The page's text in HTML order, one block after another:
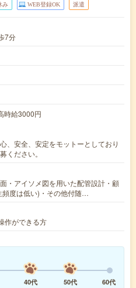
み WEB登録OK 派遣
7分
時給3000円
、安全、安定をモットーとしており
ください。
・アイソメ図を用いた配管設計・顧
頻度は低い)・その他付随…
作ができる方
40代 50代
60代